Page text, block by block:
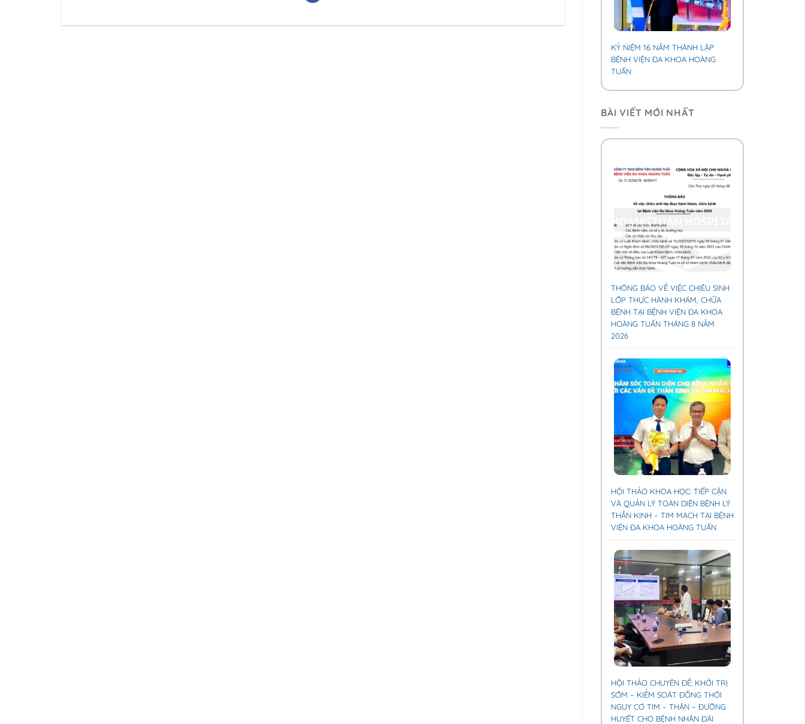
KỶ NIỆM 16 NĂM THÀNH LẬP
BỆNH VIỆN ĐA KHOA HOÀNG
TUẤN
BÀI VIẾT MỚI NHẤT
THÔNG BÁO VỀ VIỆC CHIÊU SINH
LỚP THỰC HÀNH KHÁM, CHỮA
BỆNH TẠI BỆNH VIỆN ĐA KHOA
HOÀNG TUẤN THÁNG 8 NĂM
2026
HỘI THẢO KHOA HỌC: TIẾP CẬN
VÀ QUẢN LÝ TOÀN DIỆN BỆNH LÝ
THẦN KINH – TIM MẠCH TẠI BỆNH
VIỆN ĐA KHOA HOÀNG TUẤN
HỘI THẢO CHUYÊN ĐỀ: KHỞI TRỊ
SỚM – KIỂM SOÁT ĐỒNG THỜI
NGUY CƠ TIM – THẬN – ĐƯỜNG
HUYẾT CHO BỆNH NHÂN ĐÁI